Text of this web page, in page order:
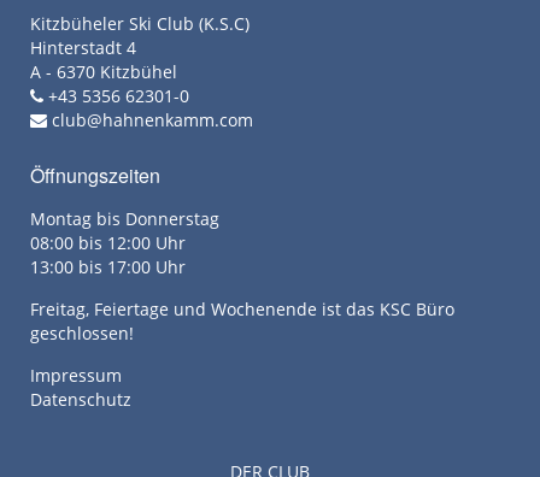
Kitzbüheler Ski Club (K.S.C)
Hinterstadt 4
A - 6370 Kitzbühel
+43 5356 62301-0
club@hahnenkamm.com
Öffnungszeiten
Montag bis Donnerstag
08:00 bis 12:00 Uhr
13:00 bis 17:00 Uhr
Freitag, Feiertage und Wochenende ist das KSC Büro
geschlossen!
Impressum
Datenschutz
DER CLUB